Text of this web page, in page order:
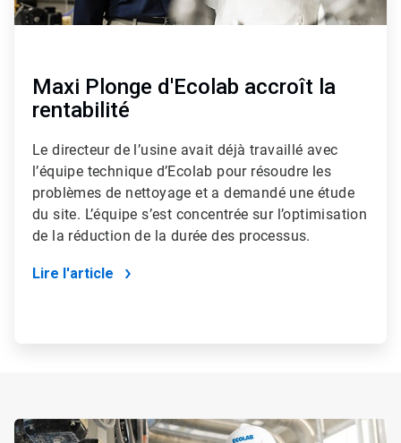
Maxi Plonge d'Ecolab accroît la
rentabilité
Le directeur de l’usine avait déjà travaillé avec
l’équipe technique d’Ecolab pour résoudre les
problèmes de nettoyage et a demandé une étude
du site. L’équipe s’est concentrée sur l’optimisation
de la réduction de la durée des processus.
Lire l'article